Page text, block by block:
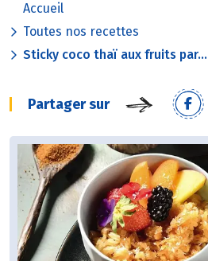
Accueil
Toutes nos recettes
Sticky coco thaï aux fruits par...
Partager sur